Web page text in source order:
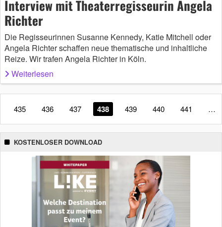
Interview mit Theaterregisseurin Angela
Richter
Die Regisseurinnen Susanne Kennedy, Katie Mitchell oder
Angela Richter schaffen neue thematische und inhaltliche
Reize. Wir trafen Angela Richter in Köln.
Weiterlesen
435 436 437 438 439 440 441 …
KOSTENLOSER DOWNLOAD